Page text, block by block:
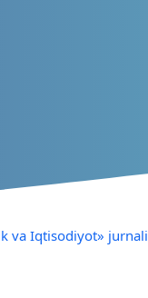
va Iqtisodiyot» jurnali